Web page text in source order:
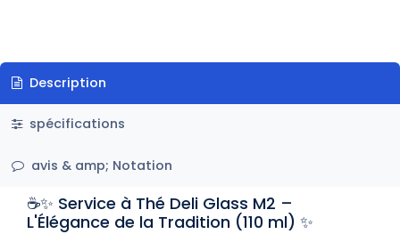
Description
spécifications
avis & amp; Notation
☕✨ Service à Thé Deli Glass M2 –
L'Élégance de la Tradition (110 ml) ✨